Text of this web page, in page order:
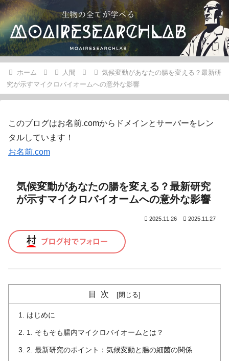
ホーム 人間
気候変動があなたの腸を変える？最新研
究が示すマイクロバイオームへの意外な影響
このブログはお名前.comからドメインとサーバーをレン
タルしています！
お名前.com
気候変動があなたの腸を変える？最新研究
が示すマイクロバイオームへの意外な影響
2025.11.26 2025.11.27
目次
はじめに
1. そもそも腸内マイクロバイオームとは？
2. 最新研究のポイント：気候変動と腸の細菌の関係